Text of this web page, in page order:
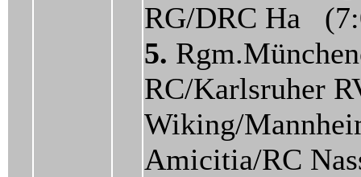
RG/DRC Ha
5.
RC/Karlsruher
Wiking/
Amicitia/RC